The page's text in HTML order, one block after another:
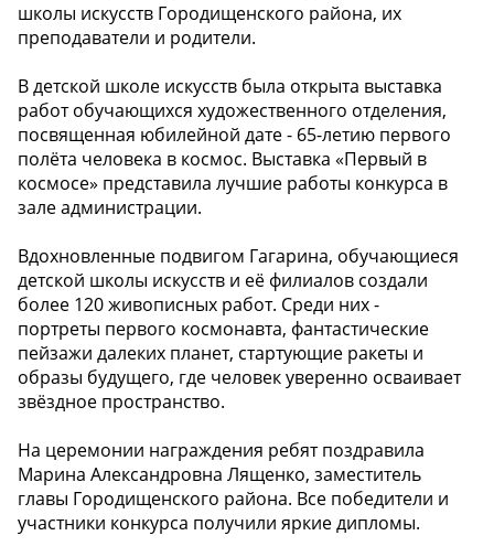
школы искусств Городищенского района, их
преподаватели и родители.
В детской школе искусств была открыта выставка
работ обучающихся художественного отделения,
посвященная юбилейной дате - 65-летию первого
полёта человека в космос. Выставка «Первый в
космосе» представила лучшие работы конкурса в
зале администрации.
Вдохновленные подвигом Гагарина, обучающиеся
детской школы искусств и её филиалов создали
более 120 живописных работ. Среди них -
портреты первого космонавта, фантастические
пейзажи далеких планет, стартующие ракеты и
образы будущего, где человек уверенно осваивает
звёздное пространство.
На церемонии награждения ребят поздравила
Марина Александровна Лященко, заместитель
главы Городищенского района. Все победители и
участники конкурса получили яркие дипломы.